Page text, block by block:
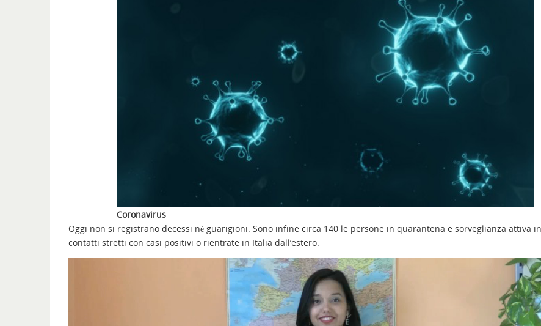
Coronavirus
Oggi non si registrano decessi né guarigioni. Sono infine circa 140 le persone in quarantena e sorveglianza attiva
contatti stretti con casi positivi o rientrate in Italia dall’estero.